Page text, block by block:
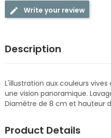
Write your review
Description
L'illustration aux couleurs
une vision panoramique.
Diamètre de 8 cm et hauteur
Product Details